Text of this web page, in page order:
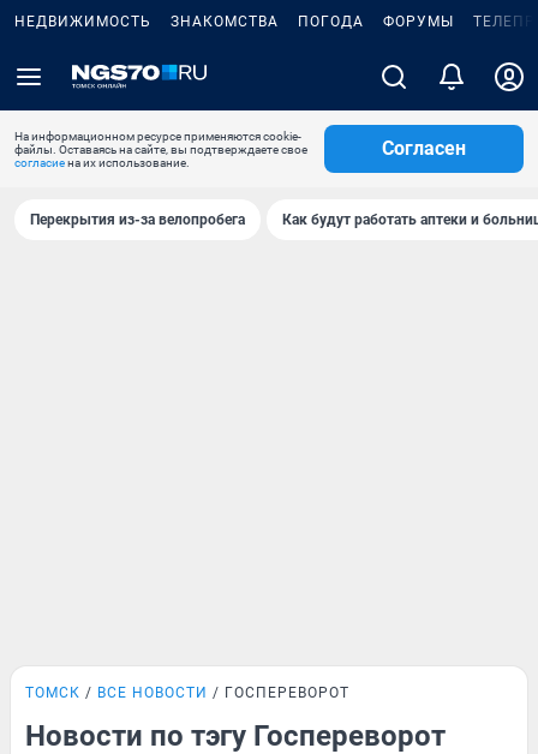
НЕДВИЖИМОСТЬ ЗНАКОМСТВА ПОГОДА ФОРУМЫ
На информационном ресурсе применяются cookie-
файлы. Оставаясь на сайте, вы подтверждаете свое
согласиена их использование.
Согласен
Перекрытия из-за велопробега Как будут работать аптеки и
ТОМСК ВСЕ НОВОСТИ ГОСПЕРЕВОРОТ
Новости по тэгу Госпереворот